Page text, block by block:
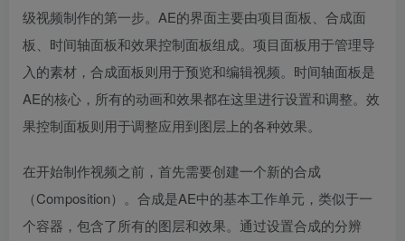
级视频制作的第一步。AE的界面主要由项目面板、合成面
板、时间轴面板和效果控制面板组成。项目面板用于管理导
入的素材，合成面板则用于预览和编辑视频。时间轴面板是
AE的核心，所有的动画和效果都在这里进行设置和调整。效
果控制面板则用于调整应用到图层上的各种效果。
在开始制作视频之前，首先需要创建一个新的合成
（Composition）。合成是AE中的基本工作单元，类似于一
个容器，包含了所有的图层和效果。通过设置合成的分辨